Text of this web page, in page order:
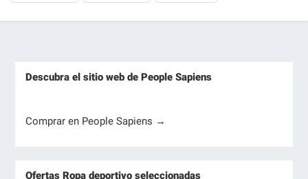
Descubra el sitio web de People Sapiens
Comprar en People Sapiens →
Ofertas Ropa deportivo seleccionadas